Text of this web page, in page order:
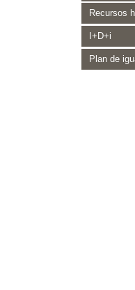
Recursos
I+D+i
Plan de